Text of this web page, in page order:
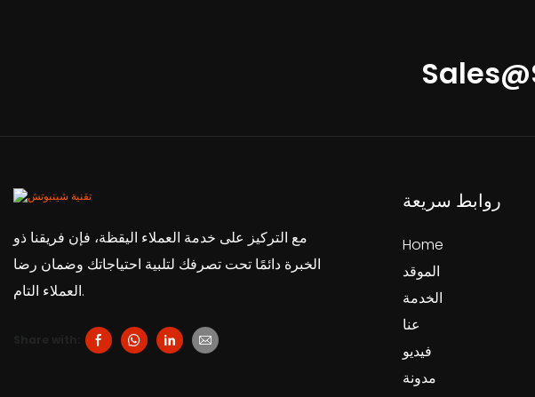
مع التركيز على خدمة العملاء اليقظة، فإن فريقنا ذو
الخبرة دائمًا تحت تصرفك لتلبية احتياجاتك وضمان رضا
العملاء التام.
روابط سريعة
Home
الموقد
الخدمة
عنا
فيديو
مدونة